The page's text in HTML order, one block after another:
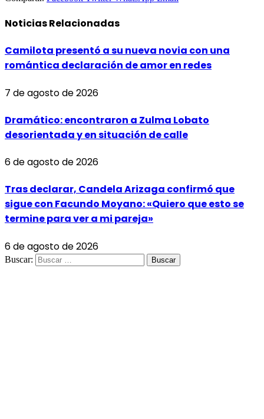
NoticiasRelacionadas
Camilota presentó a su nueva novia con una
romántica declaración de amor en redes
7 de agosto de 2026
Dramático: encontraron a Zulma Lobato
desorientada y en situación de calle
6 de agosto de 2026
Tras declarar, Candela Arizaga confirmó que
sigue con Facundo Moyano: «Quiero que esto se
termine para ver a mi pareja»
6 de agosto de 2026
Buscar: